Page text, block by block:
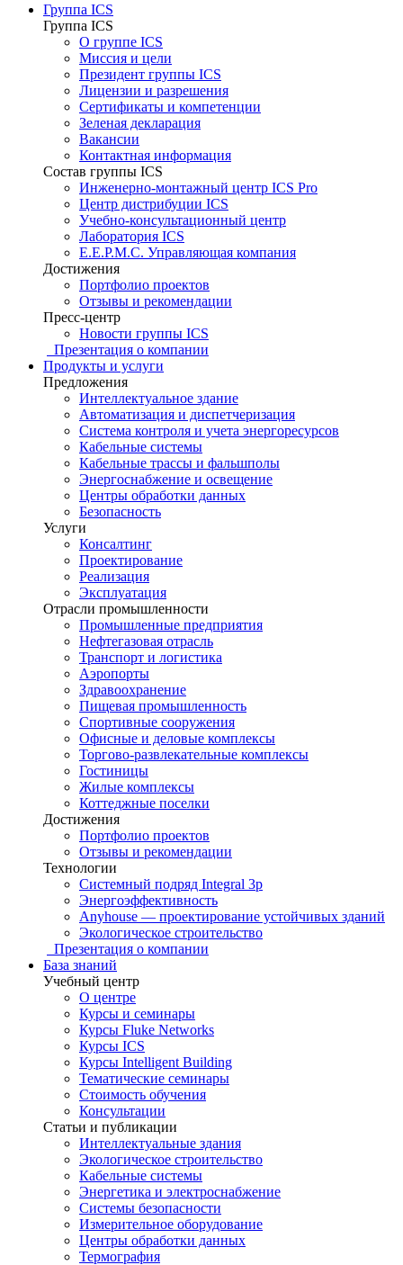
Группа ICS
Группа ICS
О группе ICS
Миссия и цели
Президент группы ICS
Лицензии и разрешения
Сертификаты и компетенции
Зеленая декларация
Вакансии
Контактная информация
Состав группы ICS
Инженерно-монтажный центр ICS Pro
Центр дистрибуции ICS
Учебно-консультационный центр
Лаборатория ICS
E.E.P.M.C. Управляющая компания
Достижения
Портфолио проектов
Отзывы и рекомендации
Пресс-центр
Новости группы ICS
Презентация о компании
Продукты и услуги
Предложения
Интеллектуальное здание
Автоматизация и диспетчеризация
Система контроля и учета энергоресурсов
Кабельные системы
Кабельные трассы и фальшполы
Энергоснабжение и освещение
Центры обработки данных
Безопасность
Услуги
Консалтинг
Проектирование
Реализация
Эксплуатация
Отрасли промышленности
Промышленные предприятия
Нефтегазовая отрасль
Транспорт и логистика
Аэропорты
Здравоохранение
Пищевая промышленность
Спортивные сооружения
Офисные и деловые комплексы
Торгово-развлекательные комплексы
Гостиницы
Жилые комплексы
Коттеджные поселки
Достижения
Портфолио проектов
Отзывы и рекомендации
Технологии
Системный подряд Integral 3p
Энергоэффективность
Anyhouse — проектирование устойчивых зданий
Экологическое строительство
Презентация о компании
База знаний
Учебный центр
О центре
Курсы и семинары
Курсы Fluke Networks
Курсы ICS
Курсы Intelligent Building
Тематические семинары
Стоимость обучения
Консультации
Статьи и публикации
Интеллектуальные здания
Экологическое строительство
Кабельные системы
Энергетика и электроснабжение
Системы безопасности
Измерительное оборудование
Центры обработки данных
Термография